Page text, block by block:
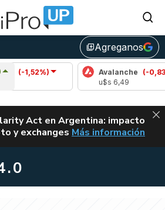
library_addAgreganos
Avalanche (-0,83%)
ALERTA
Act en Argentina: impacto
y exchanges CLARITY ACT EN
Más información